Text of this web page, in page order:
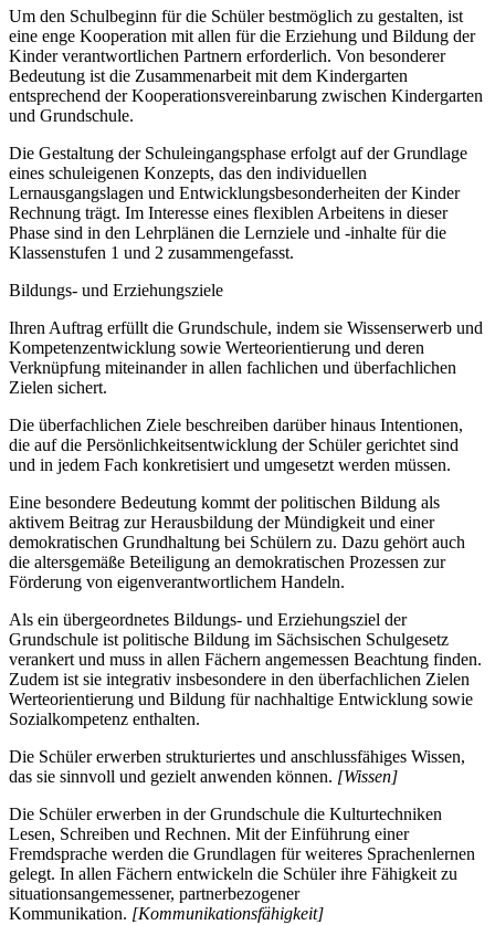
Um den Schulbeginn für die Schüler bestmöglich zu gestalten, ist
eine enge Kooperation mit allen für die Erziehung und Bildung der
Kinder verantwortlichen Partnern erforderlich. Von besonderer
Bedeutung ist die Zusammenarbeit mit dem Kindergarten
entsprechend der Kooperationsvereinbarung zwischen Kindergarten
und Grundschule.
Die Gestaltung der Schuleingangsphase erfolgt auf der Grundlage
eines schuleigenen Konzepts, das den individuellen
Lernausgangslagen und Entwicklungsbesonderheiten der Kinder
Rechnung trägt. Im Interesse eines flexiblen Arbeitens in dieser
Phase sind in den Lehrplänen die Lernziele und -inhalte für die
Klassenstufen 1 und 2 zusammengefasst.
Bildungs- und Erziehungsziele
Ihren Auftrag erfüllt die Grundschule, indem sie Wissenserwerb und
Kompetenzentwicklung sowie Werteorientierung und deren
Verknüpfung miteinander in allen fachlichen und überfachlichen
Zielen sichert.
Die überfachlichen Ziele beschreiben darüber hinaus Intentionen,
die auf die Persönlichkeitsentwicklung der Schüler gerichtet sind
und in jedem Fach konkretisiert und umgesetzt werden müssen.
Eine besondere Bedeutung kommt der politischen Bildung als
aktivem Beitrag zur Herausbildung der Mündigkeit und einer
demokratischen Grundhaltung bei Schülern zu. Dazu gehört auch
die altersgemäße Beteiligung an demokratischen Prozessen zur
Förderung von eigenverantwortlichem Handeln.
Als ein übergeordnetes Bildungs- und Erziehungsziel der
Grundschule ist politische Bildung im Sächsischen Schulgesetz
verankert und muss in allen Fächern angemessen Beachtung finden.
Zudem ist sie integrativ insbesondere in den überfachlichen Zielen
Werteorientierung und Bildung für nachhaltige Entwicklung sowie
Sozialkompetenz enthalten.
Die Schüler erwerben strukturiertes und anschlussfähiges Wissen,
das sie sinnvoll und gezielt anwenden können. [Wissen]
Die Schüler erwerben in der Grundschule die Kulturtechniken
Lesen, Schreiben und Rechnen. Mit der Einführung einer
Fremdsprache werden die Grundlagen für weiteres Sprachenlernen
gelegt. In allen Fächern entwickeln die Schüler ihre Fähigkeit zu
situationsangemessener, partnerbezogener
Kommunikation. [Kommunikationsfähigkeit]